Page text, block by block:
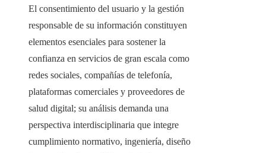
El consentimiento del usuario y la gestión
responsable de su información constituyen
elementos esenciales para sostener la
confianza en servicios de gran escala como
redes sociales, compañías de telefonía,
plataformas comerciales y proveedores de
salud digital; su análisis demanda una
perspectiva interdisciplinaria que integre
cumplimiento normativo, ingeniería, diseño